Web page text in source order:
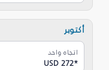
أكتوبر
اتجاه واحد
USD 272*